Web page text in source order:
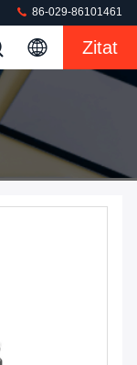
86-029-86101461
Zitat